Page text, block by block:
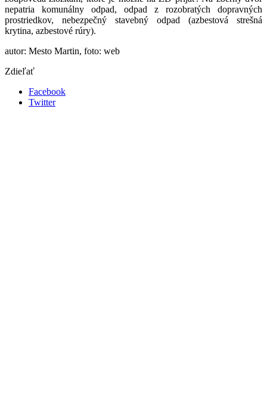
nepatria komunálny odpad, odpad z rozobratých dopravných
prostriedkov, nebezpečný stavebný odpad (azbestová strešná
krytina, azbestové rúry).
autor: Mesto Martin, foto: web
Zdieľať
Facebook
Twitter